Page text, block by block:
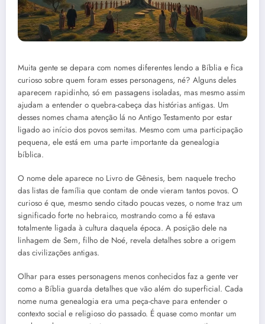
Muita gente se depara com nomes diferentes lendo a Bíblia e fica
curioso sobre quem foram esses personagens, né? Alguns deles
aparecem rapidinho, só em passagens isoladas, mas mesmo assim
ajudam a entender o quebra-cabeça das histórias antigas. Um
desses nomes chama atenção lá no Antigo Testamento por estar
ligado ao início dos povos semitas. Mesmo com uma participação
pequena, ele está em uma parte importante da genealogia
bíblica.
O nome dele aparece no Livro de Gênesis, bem naquele trecho
das listas de família que contam de onde vieram tantos povos. O
curioso é que, mesmo sendo citado poucas vezes, o nome traz um
significado forte no hebraico, mostrando como a fé estava
totalmente ligada à cultura daquela época. A posição dele na
linhagem de Sem, filho de Noé, revela detalhes sobre a origem
das civilizações antigas.
Olhar para esses personagens menos conhecidos faz a gente ver
como a Bíblia guarda detalhes que vão além do superficial. Cada
nome numa genealogia era uma peça-chave para entender o
contexto social e religioso do passado. É quase como montar um